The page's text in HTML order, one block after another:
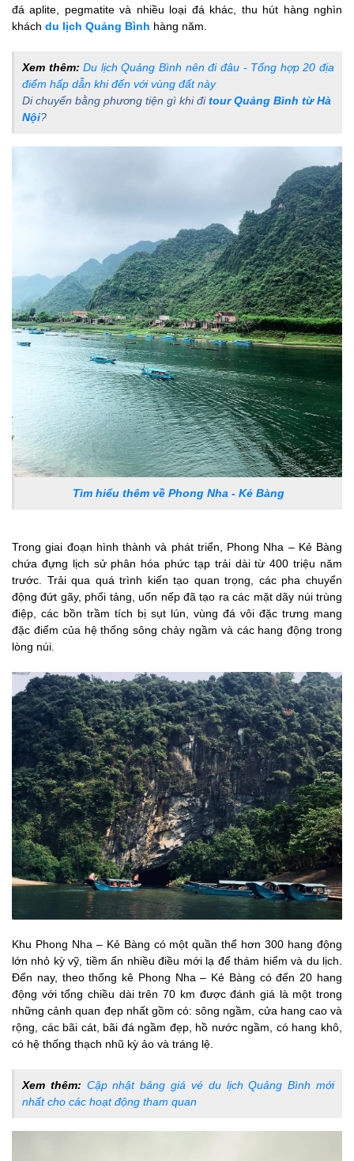
đá aplite, pegmatite và nhiều loại đá khác, thu hút hàng nghìn
khách du lịch Quảng Bình hàng năm.
Xem thêm:Du lịch Quảng Bình nên đi đâu - Tổng hợp 20 địa
điểm hấp dẫn khi đến với vùng đất này
Di chuyển bằng phương tiện gì khi đitour Quảng Bình từ Hà
Nội?
Tìm hiểu thêm về Phong Nha - Kẻ Bàng
Trong giai đoạn hình thành và phát triển, Phong Nha – Kẻ Bàng
chứa đựng lịch sử phân hóa phức tạp trải dài từ 400 triệu năm
trước. Trải qua quá trình kiến tạo quan trọng, các pha chuyển
động đứt gãy, phối tảng, uốn nếp đã tạo ra các mặt dãy núi trùng
điệp, các bồn trầm tích bị sụt lún, vùng đá vôi đặc trưng mang
đặc điểm của hệ thống sông chảy ngầm và các hang động trong
lòng núi.
Khu Phong Nha – Kẻ Bàng có một quần thể hơn 300 hang động
lớn nhỏ kỳ vỹ, tiềm ẩn nhiều điều mới lạ để thám hiểm và du lịch.
Đến nay, theo thống kê Phong Nha – Kẻ Bàng có đến 20 hang
động với tổng chiều dài trên 70 km được đánh giá là một trong
những cảnh quan đẹp nhất gồm có: sông ngầm, cửa hang cao và
rộng, các bãi cát, bãi đá ngầm đẹp, hồ nước ngầm, có hang khô,
có hệ thống thạch nhũ kỳ ảo và tráng lệ.
Xem thêm: Cập nhật bảng giá vé du lịch Quảng Bình mới
nhất cho các hoạt động tham quan